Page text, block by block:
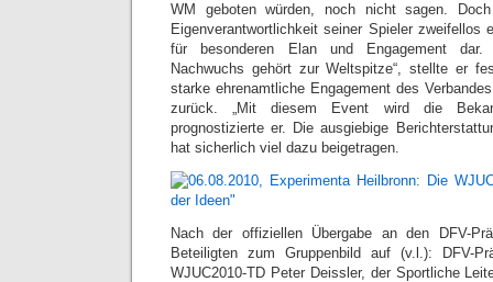
WM geboten würden, noch nicht sagen.
Eigenverantwortlichkeit seiner Spieler zweifellos
für besonderen Elan und Engagement dar.
Nachwuchs gehört zur Weltspitze“, stellte er
starke ehrenamtliche Engagement des
zurück. „Mit diesem Event wird die
prognostizierte er. Die ausgiebige
hat sicherlich viel dazu beigetragen.
Nach der offiziellen Übergabe an den DFV-
Beteiligten zum Gruppenbild auf (v.l.): DFV-
WJUC2010-TD Peter Deissler, der Sportliche